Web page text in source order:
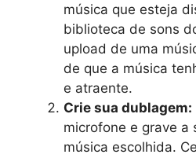
música que esteja
biblioteca de sons
upload de uma
de que a música
e atraente.
Crie sua dublagem:
microfone e grave a
música escolhida.